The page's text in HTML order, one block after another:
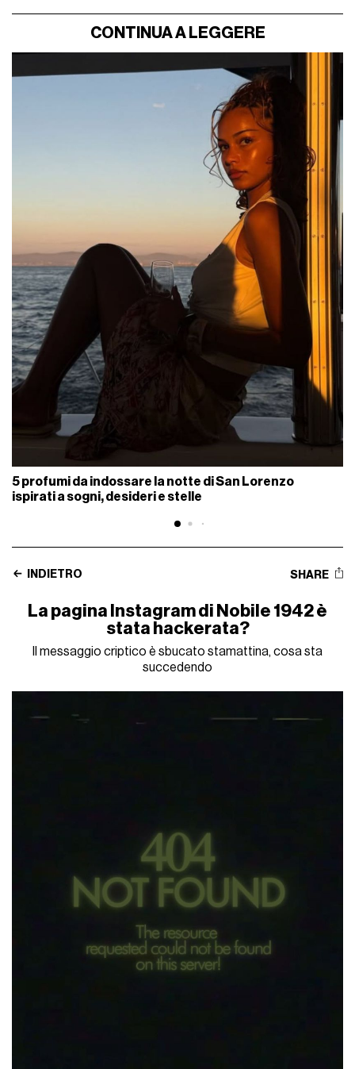
CONTINUA A LEGGERE
5 profumi da indossare la notte di San Lorenzo
ispirati a sogni, desideri e stelle
INDIETRO SHARE
La pagina Instagram di Nobile 1942 è
stata hackerata?
Il messaggio criptico è sbucato stamattina, cosa sta
succedendo